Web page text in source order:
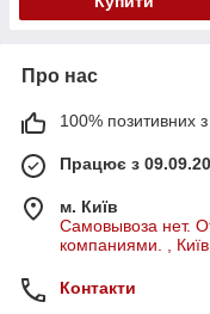
Про нас
100% позитивних з
Працює з
м. Київ
Самовывоза нет.
компаниями. ,
Контакти